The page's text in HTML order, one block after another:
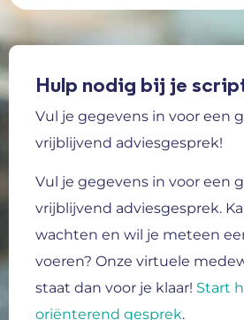
Hulp nodig bij je
Vul je gegevens in voor een
vrijblijvend adviesgesprek!
Vul je gegevens in voor een
vrijblijvend adviesgesprek.
wachten en wil je meteen
voeren? Onze virtuele
staat dan voor je klaar! Start
oriënterend gesprek.